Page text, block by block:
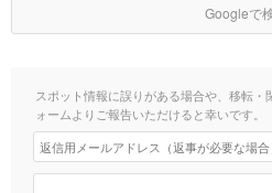
Googleで
スポット情報に誤りがある場合や、移転
ォームよりご報告いただけると幸いです。